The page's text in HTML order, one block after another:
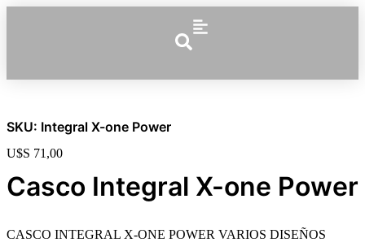
SKU: Integral X-one Power
U$S 71,00
Casco Integral X-one Power
CASCO INTEGRAL X-ONE POWER VARIOS DISEÑOS